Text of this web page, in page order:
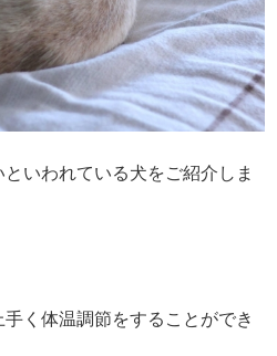
いわれている犬をご紹介しま
く体温調節をすることができ